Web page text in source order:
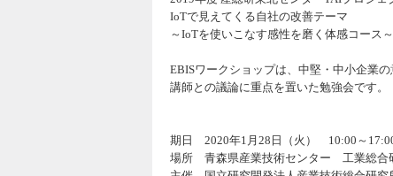
IoTで見えてくる自社の改善テーマ
～IoTを使いこなす感性を磨く体感コース～
EBISワークショップは、中堅・中小企業
講師との議論に重点を置いた勉強会です。
期日 2020年1月28日（火） 10:00～
場所 青森県産業技術センター 工業総合